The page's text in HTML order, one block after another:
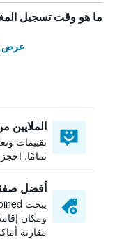
ما هو وقت تسجيل
عرض
الملايين
تقييمات
تمامًا.
أفضل
ومكان
مقارنة